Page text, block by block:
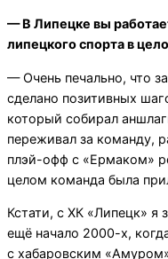
— В Липецке вы
липецкого спорта в
— Очень печально, что
сделано позитивных
который собирал
переживал за команду,
плэй-офф с «Ермаком»
целом команда была
Кстати, с ХК «Липецк» я
ещё начало 2000-х,
с хабаровским